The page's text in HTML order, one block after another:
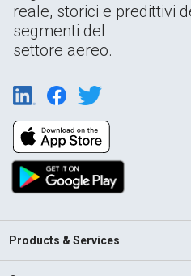
reale, storici e predittivi
segmenti del
settore aereo.
Products & Services